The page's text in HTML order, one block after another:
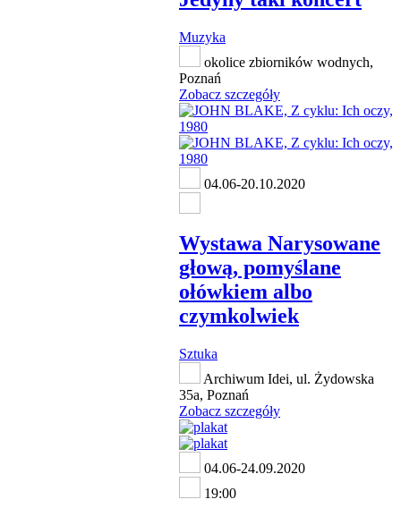
Muzyka
okolice zbiorników wodnych,
Poznań
Zobacz szczegóły
04.06-20.10.2020
Wystawa Narysowane
głową, pomyślane
ołówkiem albo
czymkolwiek
Sztuka
Archiwum Idei, ul. Żydowska
35a, Poznań
Zobacz szczegóły
04.06-24.09.2020
19:00